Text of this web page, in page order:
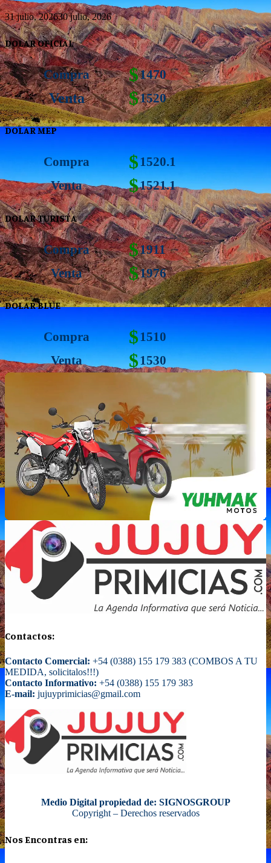
31 julio, 202630 julio, 2026
DOLAR OFICIAL
Compra $1470
Venta $1520
DOLAR MEP
Compra $1520.1
Venta
$1521.1
DOLAR TURISTA
Compra $1911
Venta
$1976
DOLAR BLUE
Compra $1510
Venta
$1530
Contactos:
Contacto Comercial: +54 (0388) 155 179 383 (COMBOS A TU
MEDIDA, solicitalos!!!)
Contacto Informativo: +54 (0388) 155 179 383
E-mail: jujuyprimicias@gmail.com
Medio Digital propiedad de: SIGNOSGROUP
Copyright – Derechos reservados
Nos Encontras en: